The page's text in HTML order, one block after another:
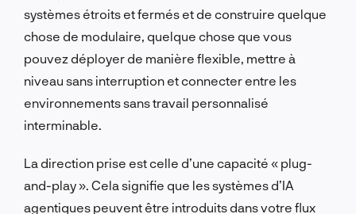
systèmes étroits et fermés et de construire quelque
chose de modulaire, quelque chose que vous
pouvez déployer de manière flexible, mettre à
niveau sans interruption et connecter entre les
environnements sans travail personnalisé
interminable.
La direction prise est celle d’une capacité « plug-
and-play ». Cela signifie que les systèmes d’IA
agentiques peuvent être introduits dans votre flux